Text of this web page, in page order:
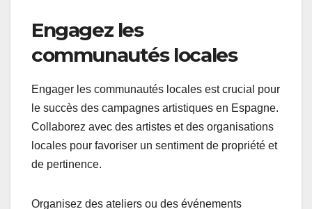
Engagez les
communautés locales
Engager les communautés locales est crucial pour
le succès des campagnes artistiques en Espagne.
Collaborez avec des artistes et des organisations
locales pour favoriser un sentiment de propriété et
de pertinence.
Organisez des ateliers ou des événements